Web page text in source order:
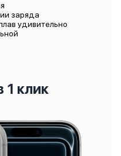
заряда
удивительно
1 клик